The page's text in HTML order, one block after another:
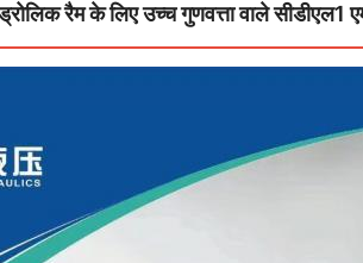
रैम के लिए उच्च गुणवत्ता वाले